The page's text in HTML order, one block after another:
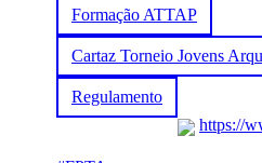
Formação ATTAP
Cartaz Torneio Jovens
Regulamento
https://